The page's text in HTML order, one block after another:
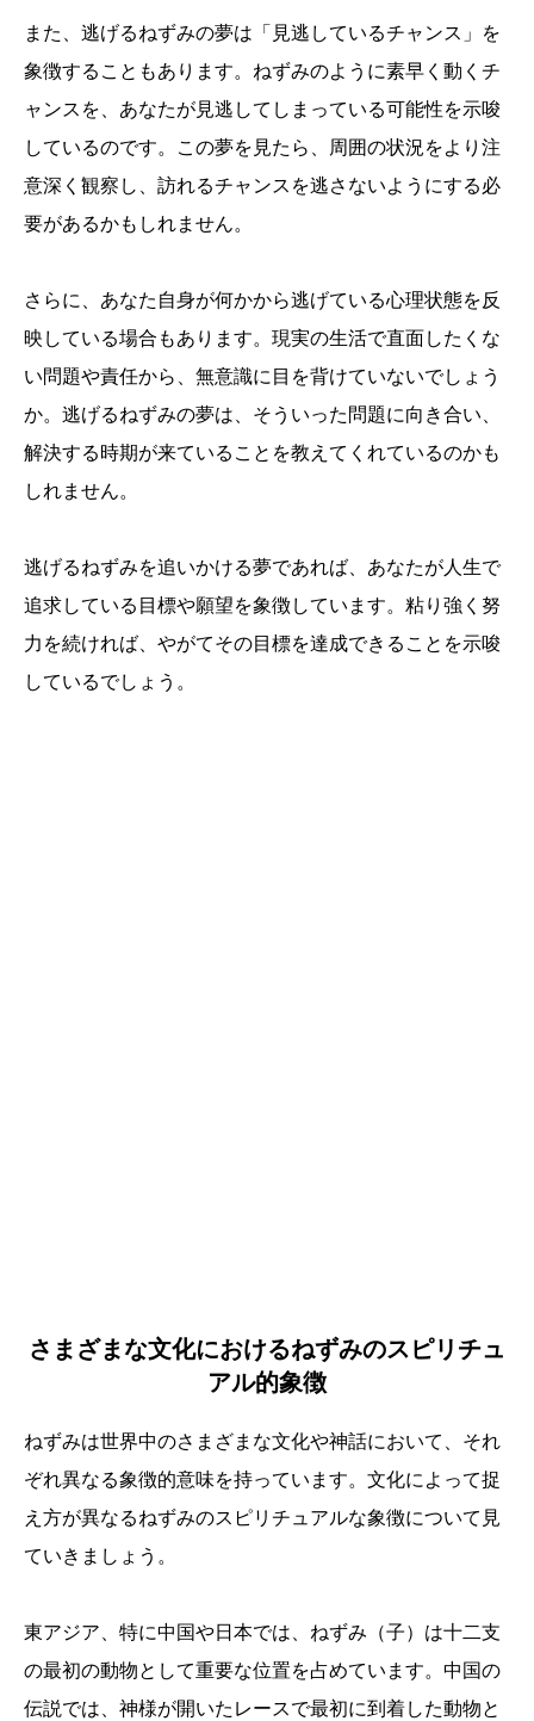
また、逃げるねずみの夢は「見逃しているチャンス」を
象徴することもあります。ねずみのように素早く動くチ
ャンスを、あなたが見逃してしまっている可能性を示唆
しているのです。この夢を見たら、周囲の状況をより注
意深く観察し、訪れるチャンスを逃さないようにする必
要があるかもしれません。
さらに、あなた自身が何かから逃げている心理状態を反
映している場合もあります。現実の生活で直面したくな
い問題や責任から、無意識に目を背けていないでしょう
か。逃げるねずみの夢は、そういった問題に向き合い、
解決する時期が来ていることを教えてくれているのかも
しれません。
逃げるねずみを追いかける夢であれば、あなたが人生で
追求している目標や願望を象徴しています。粘り強く努
力を続ければ、やがてその目標を達成できることを示唆
しているでしょう。
さまざまな文化におけるねずみのスピリチュ
アル的象徴
ねずみは世界中のさまざまな文化や神話において、それ
ぞれ異なる象徴的意味を持っています。文化によって捉
え方が異なるねずみのスピリチュアルな象徴について見
ていきましょう。
東アジア、特に中国や日本では、ねずみ（子）は十二支
の最初の動物として重要な位置を占めています。中国の
伝説では、神様が開いたレースで最初に到着した動物と